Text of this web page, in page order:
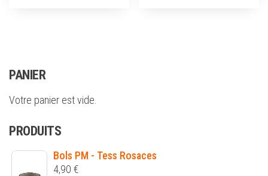
PANIER
Votre panier est vide.
PRODUITS
Bols PM - Tess Rosaces
4,90 €